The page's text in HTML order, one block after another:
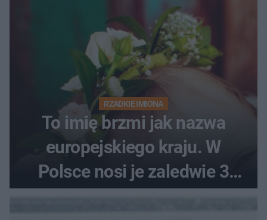
RZADKIE IMIONA
To imię brzmi jak nazwa
europejskiego kraju. W
Polsce nosi je zaledwie 3